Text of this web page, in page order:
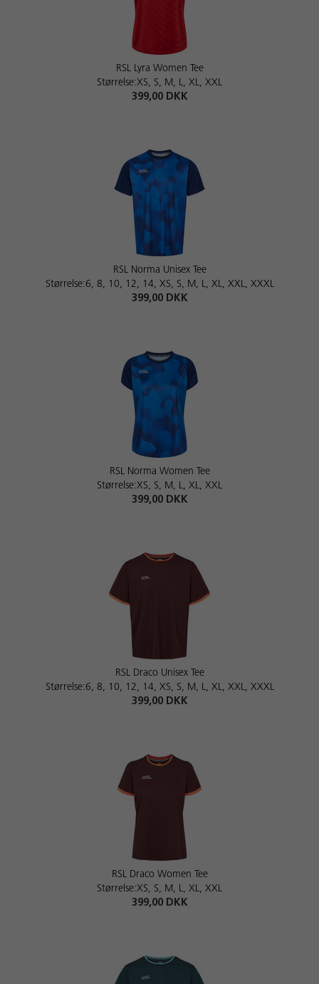
RSL Lyra Women Tee
Størrelse:XS, S, M, L, XL, XXL
399,00 DKK
RSL Norma Unisex Tee
Størrelse:6, 8, 10, 12, 14, XS, S, M, L, XL, XXL, XXXL
399,00 DKK
RSL Norma Women Tee
Størrelse:XS, S, M, L, XL, XXL
399,00 DKK
RSL Draco Unisex Tee
Størrelse:6, 8, 10, 12, 14, XS, S, M, L, XL, XXL, XXXL
399,00 DKK
RSL Draco Women Tee
Størrelse:XS, S, M, L, XL, XXL
399,00 DKK